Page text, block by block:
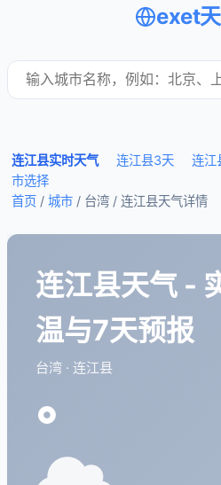
exet
连江县实时天气 连江县3天 连江
市选择
首页 / 城市 / 台湾 / 连江县天气详情
连江县天气 -
温与7天预报
台湾 · 连江县
°